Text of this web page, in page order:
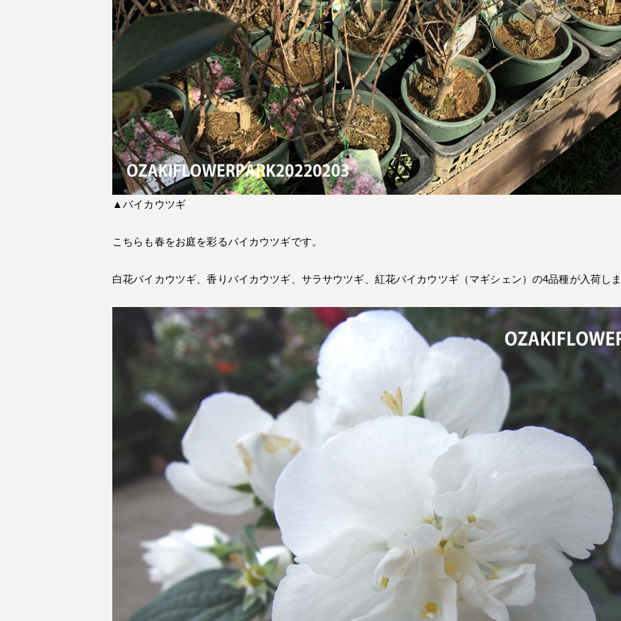
▲バイカウツギ
こちらも春をお庭を彩るバイカウツギです。
白花バイカウツギ、香りバイカウツギ、サラサウツギ、紅花バイカウツギ（マギシェン）の4品種が入荷し